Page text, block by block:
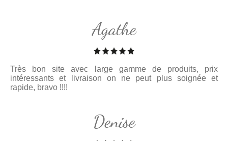
Agathe
Très bon site avec large gamme de produits, prix
intéressants et livraison on ne peut plus soignée et
rapide, bravo !!!!
Denise